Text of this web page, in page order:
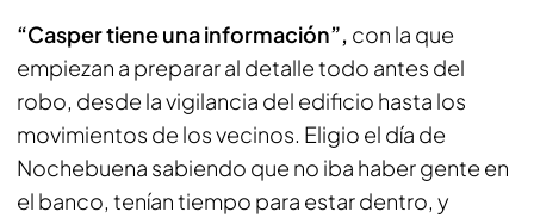
“Casper tiene una información”, con la que
empiezan a preparar al detalle todo antes del
robo, desde la vigilancia del edificio hasta los
movimientos de los vecinos. Eligio el día de
Nochebuena sabiendo que no iba haber gente en
el banco, tenían tiempo para estar dentro, y